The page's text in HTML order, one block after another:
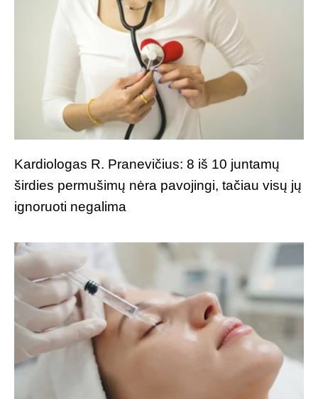
Kardiologas R. Pranevičius: 8 iš 10 juntamų
širdies permušimų nėra pavojingi, tačiau visų jų
ignoruoti negalima